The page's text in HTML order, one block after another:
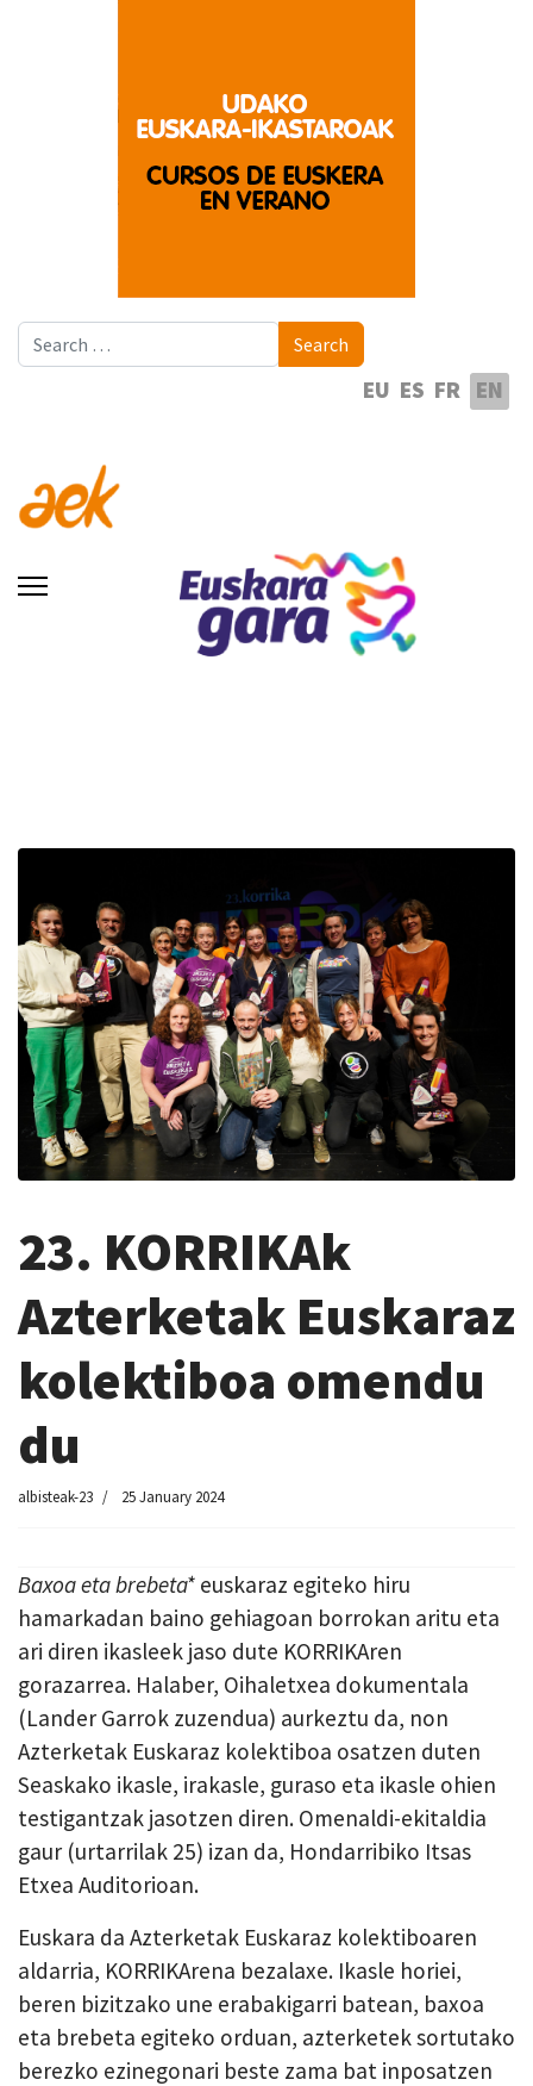
Search Search
EU ES FR EN
23. KORRIKAk
Azterketak Euskaraz
kolektiboa omendu
du
albisteak-23 25 January 2024
Baxoa eta brebeta* euskaraz egiteko hiru
hamarkadan baino gehiagoan borrokan aritu eta
ari diren ikasleek jaso dute KORRIKAren
gorazarrea. Halaber, Oihaletxea dokumentala
(Lander Garrok zuzendua) aurkeztu da, non
Azterketak Euskaraz kolektiboa osatzen duten
Seaskako ikasle, irakasle, guraso eta ikasle ohien
testigantzak jasotzen diren. Omenaldi-ekitaldia
gaur (urtarrilak 25) izan da, Hondarribiko Itsas
Etxea Auditorioan.
Euskara da Azterketak Euskaraz kolektiboaren
aldarria, KORRIKArena bezalaxe. Ikasle horiei,
beren bizitzako une erabakigarri batean, baxoa
eta brebeta egiteko orduan, azterketek sortutako
berezko ezinegonari beste zama bat inposatzen